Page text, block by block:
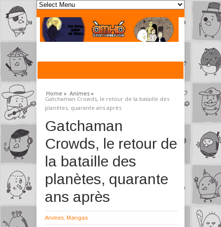
Home » Animes »
Gatchaman Crowds, le retour de la bataille des
planètes, quarante ans après
Gatchaman
Crowds, le retour de
la bataille des
planètes, quarante
ans après
Animes Mangas